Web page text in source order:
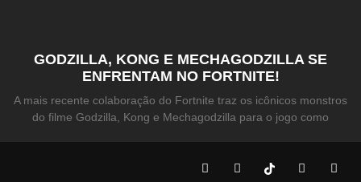
GODZILLA, KONG E MECHAGODZILLA SE
ENFRENTAM NO FORTNITE!
A mais recente colaboração do Fortnite traz os icônicos monstros
do filme Godzilla, Kong e Mechagodzilla para o jogo como